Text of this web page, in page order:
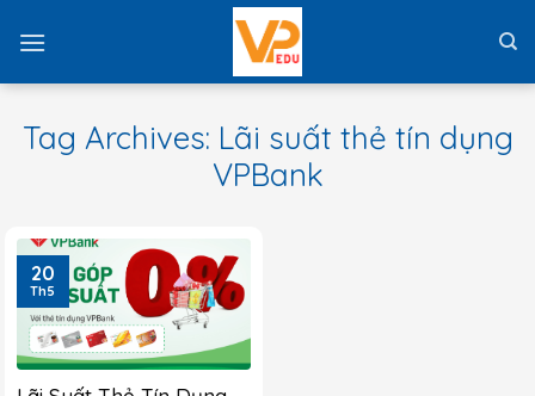
Tag Archives: Lãi suất thẻ tín dụng
VPBank
20
Th5